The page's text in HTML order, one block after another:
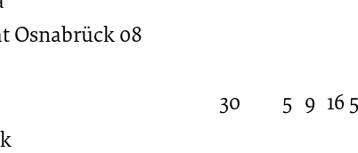
Osnabrück 08
30 5 9 16